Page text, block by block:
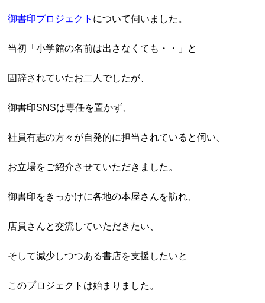
御書印プロジェクト について伺いました。
当初「小学館の名前は出さなくても・・」と
固辞されていたお二人でしたが、
御書印SNSは専任を置かず、
社員有志の方々が自発的に担当されていると伺い、
お立場をご紹介させていただきました。
御書印をきっかけに各地の本屋さんを訪れ、
店員さんと交流していただきたい、
そして減少しつつある書店を支援したいと
このプロジェクトは始まりました。